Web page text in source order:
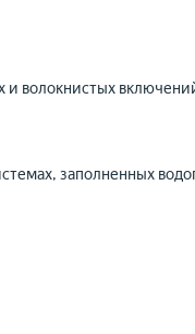
и волокнистых
заполненных